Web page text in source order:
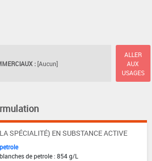
: [Aucun]
ALLER
AUX
USAGES
SPÉCIALITÉ) EN SUBSTANCE ACTIVE
de petrole : 854 g/L